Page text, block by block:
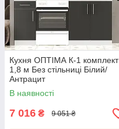
Кухня ОПТІМА К-1 комплект
1,8 м Без стільниці Білий/
Антрацит
В наявності
7 016 ₴ 9 051 ₴